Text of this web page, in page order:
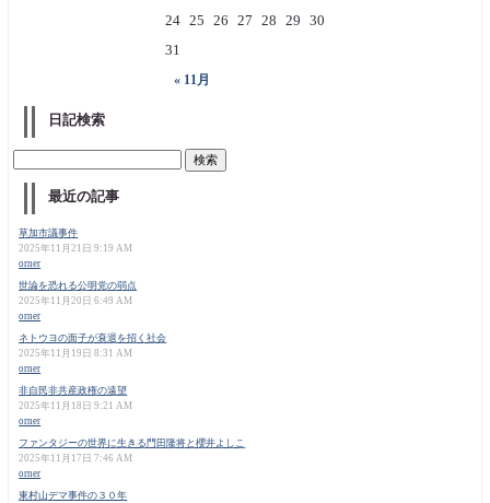
« 11月
24 25 26 27 28 29 30
31
日記検索
最近の記事
草加市議事件
2025年11月21日 9:19 AM
orner
世論を恐れる公明党の弱点
2025年11月20日 6:49 AM
orner
ネトウヨの面子が衰退を招く社会
2025年11月19日 8:31 AM
orner
非自民非共産政権の遠望
2025年11月18日 9:21 AM
orner
ファンタジーの世界に生きる門田隆将と櫻井よしこ
2025年11月17日 7:46 AM
orner
東村山デマ事件の３０年